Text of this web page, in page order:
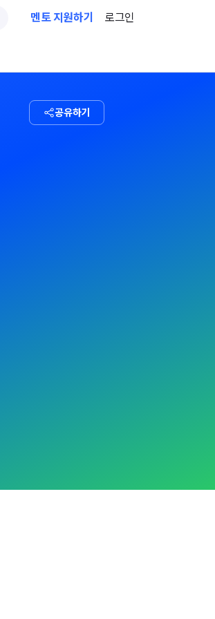
멘토 지원하기 로그인
공유하기